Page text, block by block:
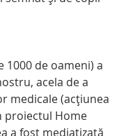
1000 de oameni) a
acela de a
medicale (acţiunea
proiectul Home
a fost mediatizată